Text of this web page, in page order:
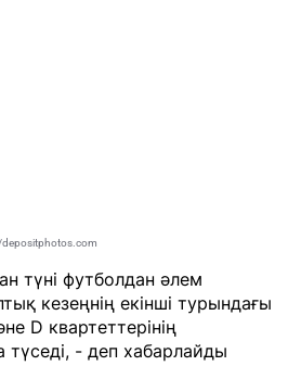
depositphotos.com
түні футболдан әлем
кезеңнің екінші турындағы
D квартеттерінің
- деп хабарлайды